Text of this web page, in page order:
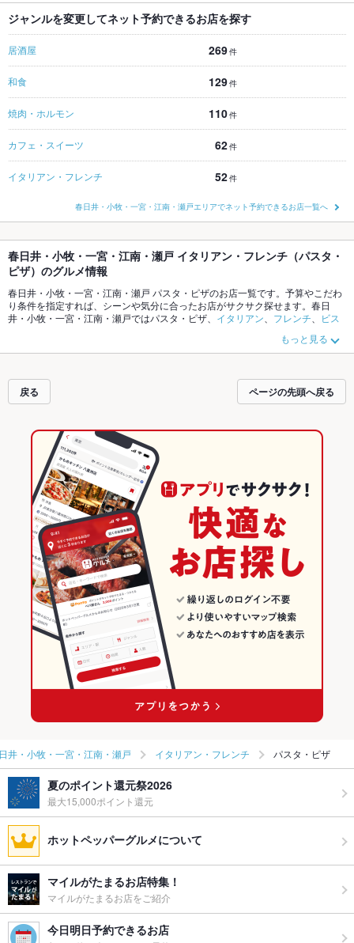
ジャンルを変更してネット予約できるお店を探す
居酒屋 269件
和食 129件
焼肉・ホルモン 110件
カフェ・スイーツ 62件
イタリアン・フレンチ 52件
春日井・小牧・一宮・江南・瀬戸エリアでネット予約できるお店一覧へ
春日井・小牧・一宮・江南・瀬戸 イタリアン・フレンチ（パスタ・
ピザ）のグルメ情報
春日井・小牧・一宮・江南・瀬戸 パスタ・ピザのお店一覧です。予算やこだわ
り条件を指定すれば、シーンや気分に合ったお店がサクサク探せます。春日
井・小牧・一宮・江南・瀬戸ではパスタ・ピザ、 イタリアン フレンチ
ビス
や季節のおすすめ料理など、お
店の最新情報をご紹介しているので安心！24時間使える簡単便利なネット予約
トやパーティーにもお得に便利にホットペッパーグルメをご利用ください。
もっと見る
戻る ページの先頭へ戻る
井・小牧・一宮・江南・瀬戸 イタリアン・フレンチ パスタ・ピザ
夏のポイント還元祭2026
最大15,000ポイント還元
ホットペッパーグルメについて
マイルがたまるお店特集！
マイルがたまるお店をご紹介
今日明日予約できるお店